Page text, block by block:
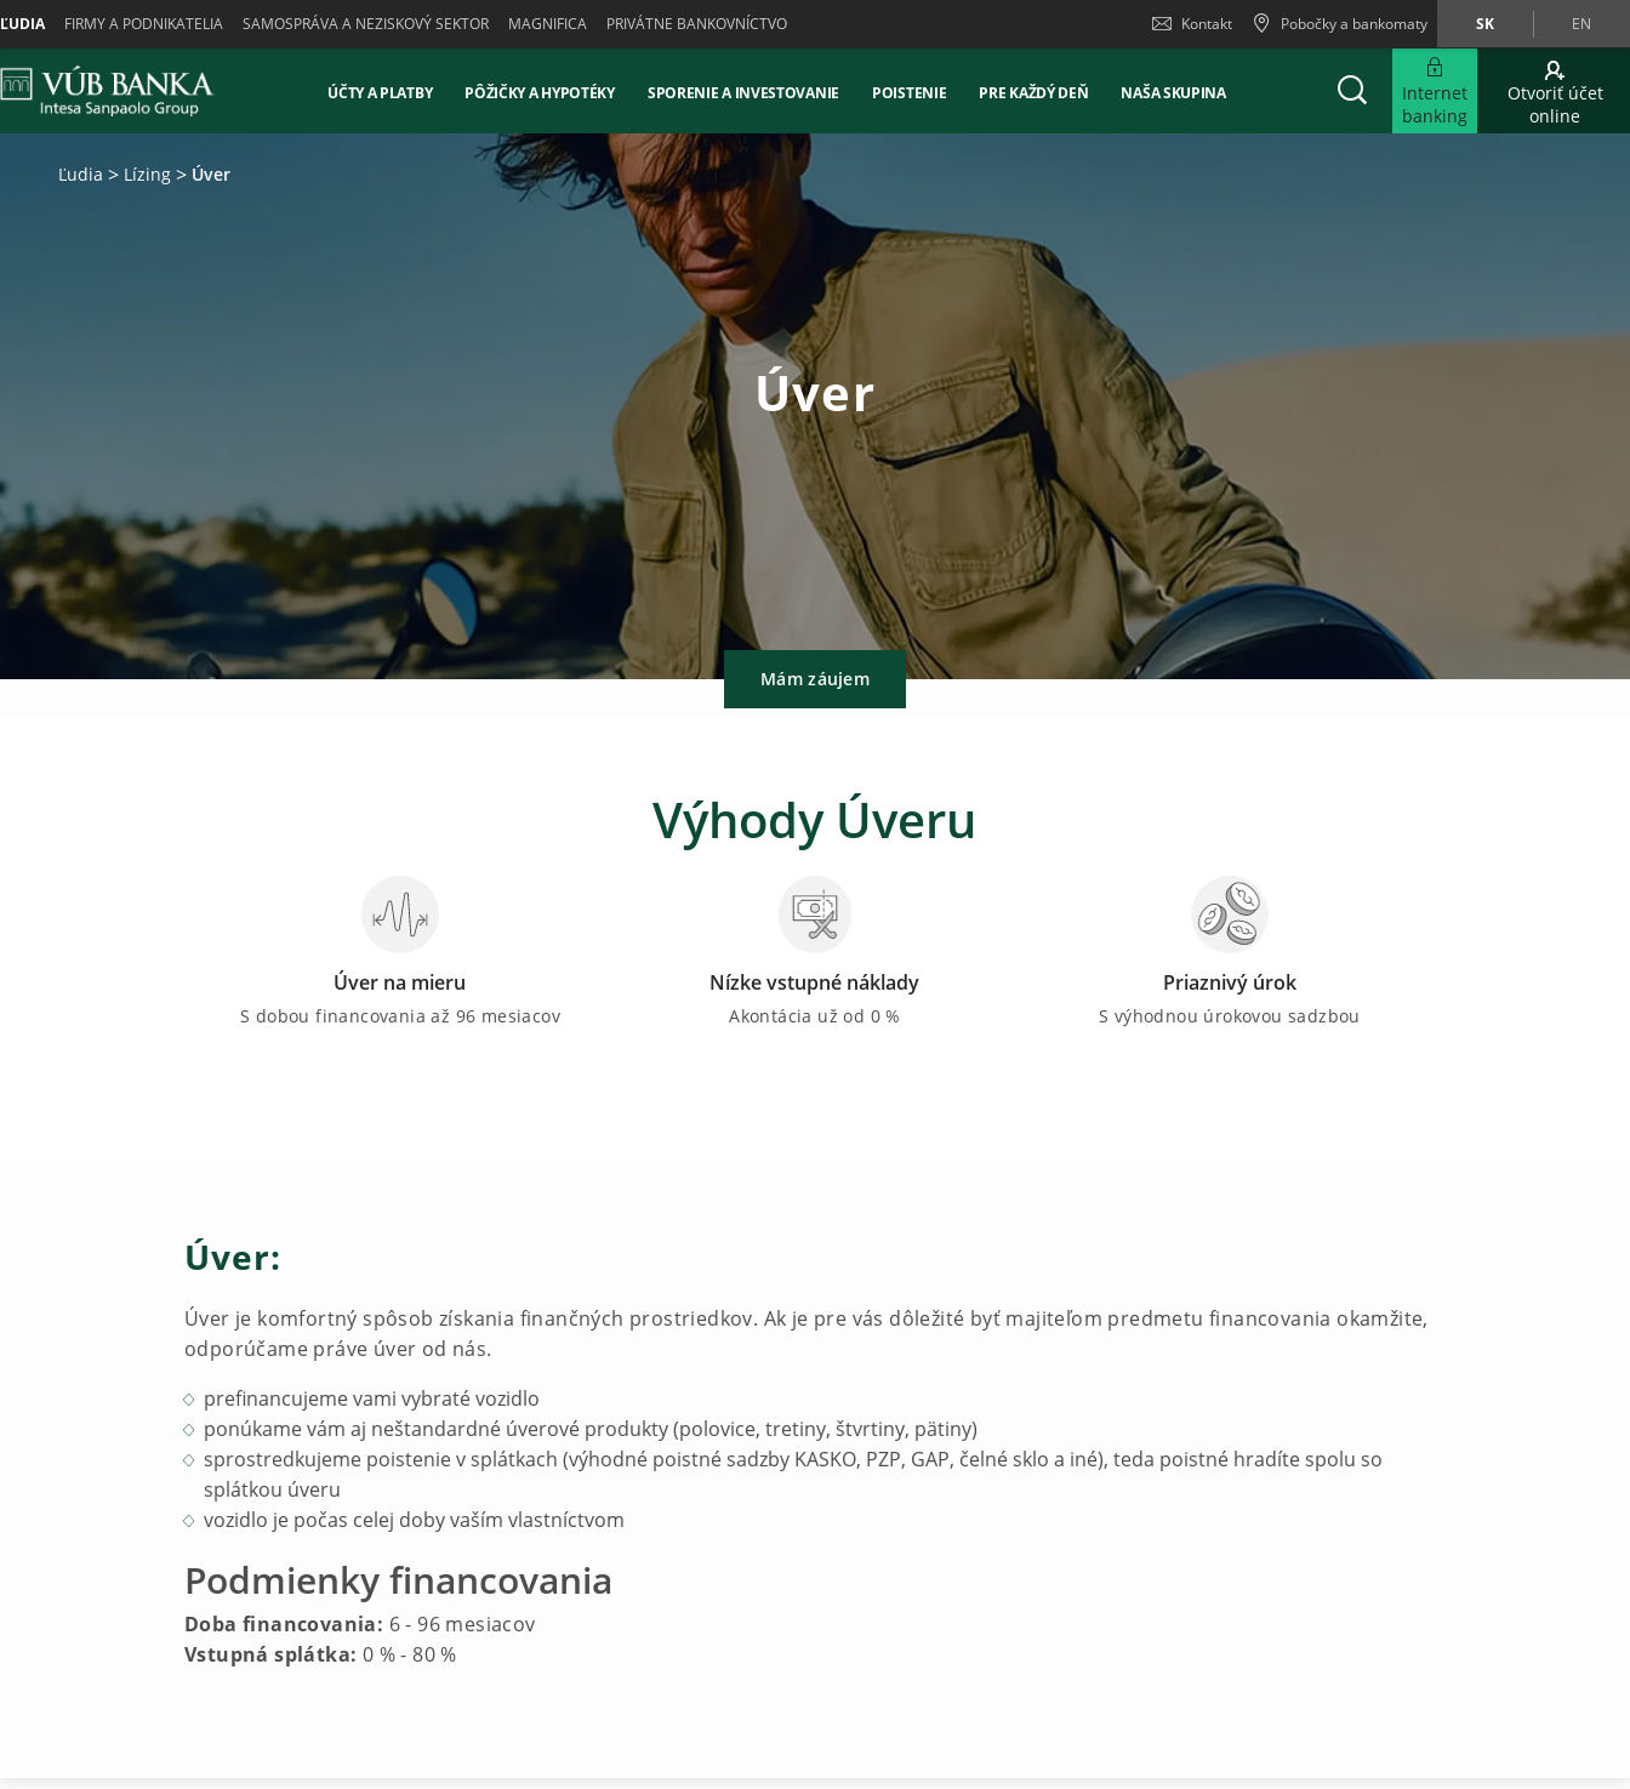
ĽUDIA FIRMY A PODNIKATELIA SAMOSPRÁVA A NEZISKOVÝ SEKTOR MAGNIFICA PRIVÁTNE BANKOVNÍCTVO Kontakt Pobočky a bankomaty SK EN
ÚČTY A PLATBY PÔŽIČKY A HYPOTÉKY SPORENIE A INVESTOVANIE POISTENIE PRE KAŽDÝ DEŇ NAŠA SKUPINA
Internet
banking
Otvoriť účet
online
Ľudia Lízing Úver
Úver
Mám záujem
Výhody Úveru
Úver na mieru
S dobou financovania až 96 mesiacov
Nízke vstupné náklady
Akontácia už od 0 %
Priaznivý úrok
S výhodnou úrokovou sadzbou
Úver:
Úver je komfortný spôsob získania finančných prostriedkov. Ak je pre vás dôležité byť majiteľom predmetu financovania okamžite,
odporúčame práve úver od nás.
prefinancujeme vami vybraté vozidlo
ponúkame vám aj neštandardné úverové produkty (polovice, tretiny, štvrtiny, pätiny)
sprostredkujeme poistenie v splátkach (výhodné poistné sadzby KASKO, PZP, GAP, čelné sklo a iné), teda poistné hradíte spolu so
splátkou úveru
vozidlo je počas celej doby vaším vlastníctvom
Podmienky financovania
Doba financovania: 6 - 96 mesiacov
Vstupná splátka: 0 % - 80 %